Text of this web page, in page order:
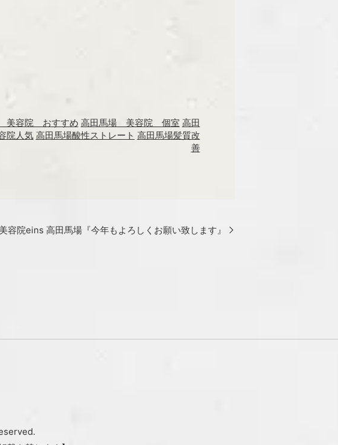
美容院 おすすめ 高田馬場 美容院 個室 高田
院人気 高田馬場酸性ストレート 高田馬場髪質改
善
容院eins 高田馬場『今年もよろしくお願い致します』